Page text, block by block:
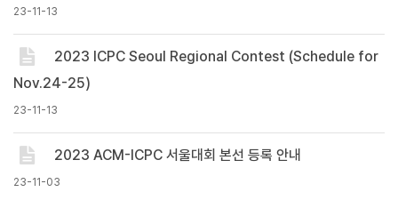
23-11-13
2023 ICPC Seoul Regional Contest (Schedule for
Nov.24-25)
23-11-13
2023 ACM-ICPC 서울대회 본선 등록 안내
23-11-03